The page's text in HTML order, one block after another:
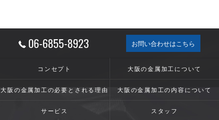
06-6855-8923 お問い合わせはこちら
コンセプト 大阪の金属加工について
大阪の金属加工の必要とされる理由 大阪の金属加工の内容について
サービス スタッフ